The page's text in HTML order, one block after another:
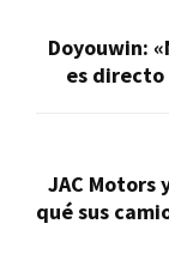
Doyouwin:
es directo
JAC Motors
qué sus